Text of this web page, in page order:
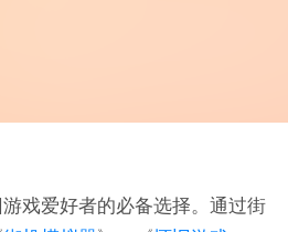
戏爱好者的必备选择。通过街